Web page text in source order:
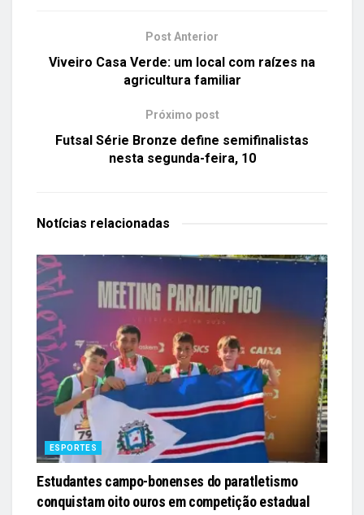
Post Anterior
Viveiro Casa Verde: um local com raízes na
agricultura familiar
Próximo post
Futsal Série Bronze define semifinalistas
nesta segunda-feira, 10
Notícias relacionadas
ESPORTES
Estudantes campo-bonenses do paratletismo
conquistam oito ouros em competição estadual